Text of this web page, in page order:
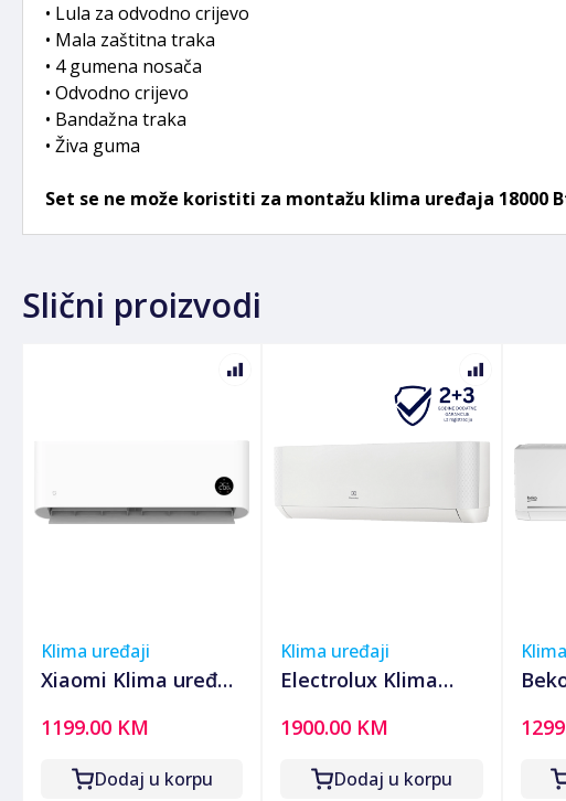
• Lula za odvodno crijevo
• Mala zaštitna traka
• 4 gumena nosača
• Odvodno crijevo
• Bandažna traka
• Živa guma
Set se ne može koristiti za montažu klima uređaja 18000
Slični proizvodi
Klima uređaji
Xiaomi Klima uređaj,
Inverter, WiFi,
A+++/A++ - Mi Air
1199.00 KM
Dodaj u korpu
Klima uređaji
Electrolux Klima
-20°, WiFi , Inverter,
A++ - EACS/I-24
1900.00 KM
Dodaj u korpu